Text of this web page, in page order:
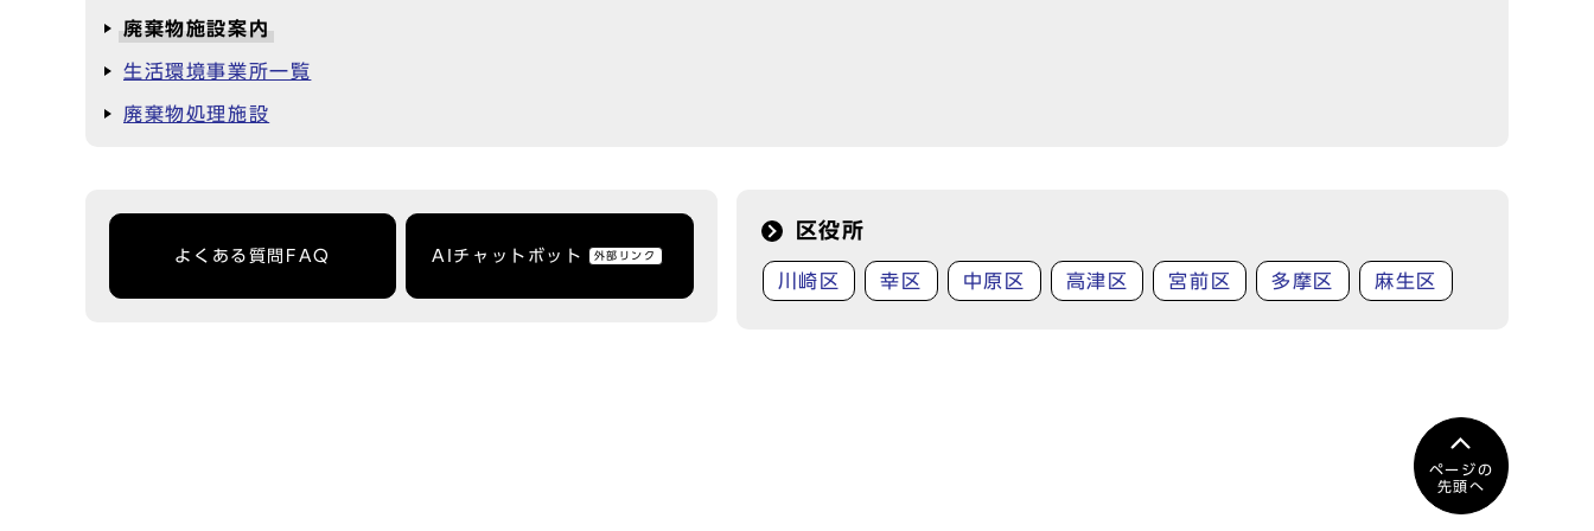
廃棄物施設案内
生活環境事業所一覧
廃棄物処理施設
よくある質問FAQ AIチャットボット 外部リンク
区役所
川崎区 幸区 中原区 高津区 宮前区 多摩区 麻生区
ページの
先頭へ